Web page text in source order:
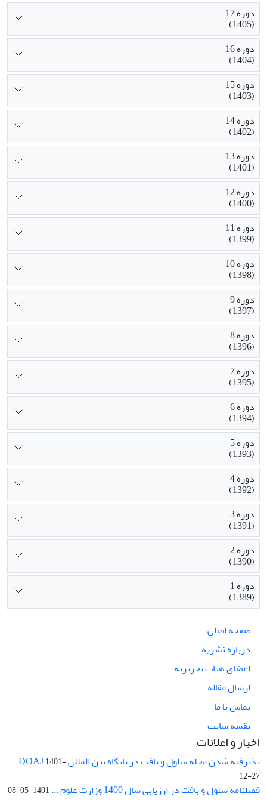
دوره 17
(1405)
دوره 16
(1404)
دوره 15
(1403)
دوره 14
(1402)
دوره 13
(1401)
دوره 12
(1400)
دوره 11
(1399)
دوره 10
(1398)
دوره 9
(1397)
دوره 8
(1396)
دوره 7
(1395)
دوره 6
(1394)
دوره 5
(1393)
دوره 4
(1392)
دوره 3
(1391)
دوره 2
(1390)
دوره 1
(1389)
صفحه اصلی
درباره نشریه
اعضای هیات تحریریه
ارسال مقاله
تماس با ما
نقشه سایت
اخبار و اعلانات
پذیرفته شدن مجله سلول و بافت در پایگاه بین المللی DOAJ1401-
12-27
فصلنامه سلول و بافت در ارزیابی سال 1400 وزارت علوم ... 1401-05-08